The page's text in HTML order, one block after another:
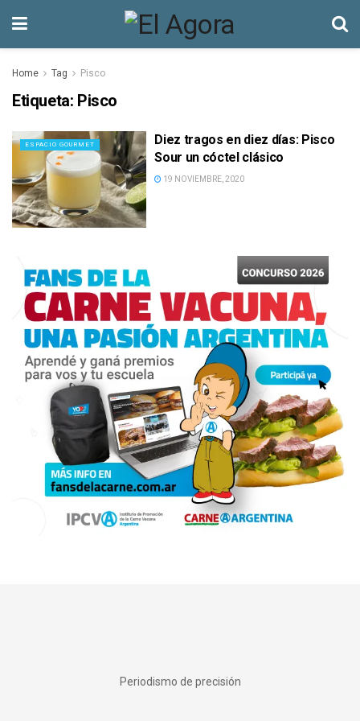
Home Tag Pisco
Etiqueta: Pisco
ESPACIO GOURMET
Diez tragos en diez días: Pisco
Sour un cóctel clásico
19 NOVIEMBRE, 2020
Periodismo de precisión